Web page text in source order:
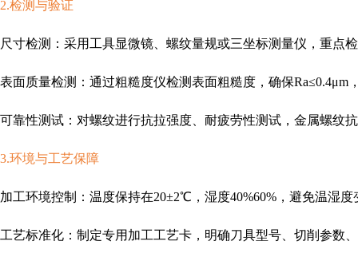
2.检测与验证
尺寸检测：采用工具显微镜、螺纹量规或三坐标测量仪，重点
表面质量检测：通过粗糙度仪检测表面粗糙度，确保Ra≤0.4μm
可靠性测试：对螺纹进行抗拉强度、耐疲劳性测试，金属螺纹
3.环境与工艺保障
加工环境控制：温度保持在20±2℃，湿度40%60%，避免温湿
工艺标准化：制定专用加工工艺卡，明确刀具型号、切削参数